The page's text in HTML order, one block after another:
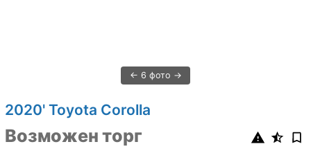
6 фото
2020' Toyota Corolla
Возможен торг